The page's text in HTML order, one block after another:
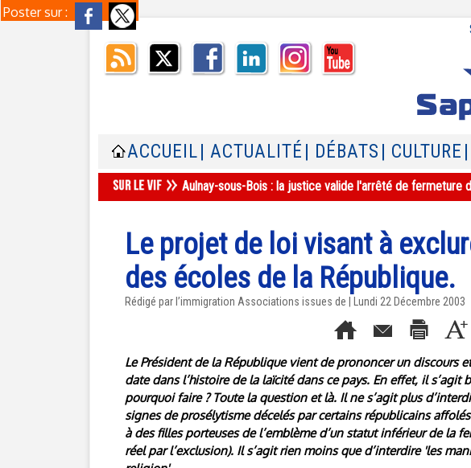
Poster sur :
ACCUEIL | ACTUALITÉ | DÉBATS | CULTURE
Aulnay-sous-Bois : la justice valide l'arrêté de fermeture
Le projet de loi visant à
des écoles de la République.
Rédigé par l’immigration Associations issues de | Lundi 22 Décembre 2003
Le Président de la République vient de prononcer un discours
date dans l’histoire de la laïcité dans ce pays. En effet, il
pourquoi faire ? Toute la question et là. Il ne s’agit plus
signes de prosélytisme décelés par certains républicains
à des filles porteuses de l’emblème d’un statut inférieur de la
réel par l’exclusion). Il s’agit rien moins que d’interdire 'les